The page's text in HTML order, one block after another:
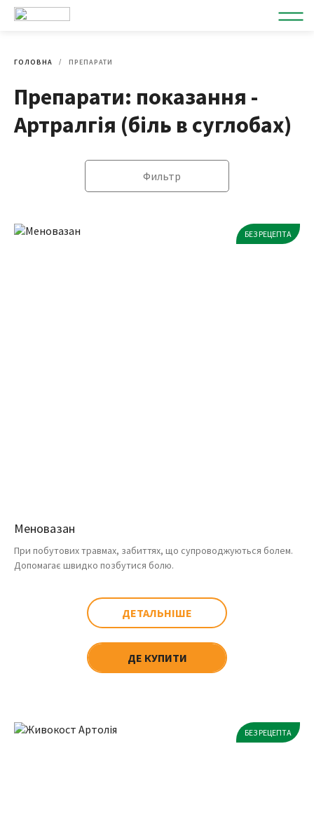
ГОЛОВНА ПРЕПАРАТИ
Препарати: показання -
Артралгія (біль в суглобах)
Фильтр
БЕЗ РЕЦЕПТА
Меновазан
При побутових травмах, забиттях, що супроводжуються болем.
Допомагає швидко позбутися болю.
ДЕТАЛЬНІШЕ
ДЕ КУПИТИ
БЕЗ РЕЦЕПТА